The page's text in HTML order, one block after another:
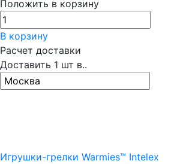
Положить в корзину
В корзину
Расчет доставки
Доставить 1 шт в..
Игрушки-грелки Warmies™ Intelex